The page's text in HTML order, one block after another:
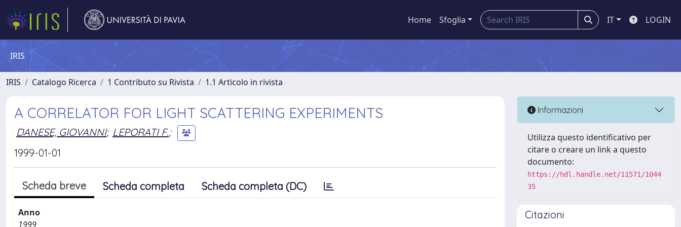
Home Sfoglia IT LOGIN
IRIS
IRIS Catalogo Ricerca 1 Contributo su Rivista 1.1 Articolo in rivista
A CORRELATOR FOR LIGHT SCATTERING EXPERIMENTS
DANESE, GIOVANNI; LEPORATI F.;
1999-01-01
Scheda breve Scheda completa Scheda completa (DC)
Anno
1999
Informazioni
Utilizza questo identificativo per
citare o creare un link a questo
documento:
https://hdl.handle.net/11571/1044
35
Citazioni